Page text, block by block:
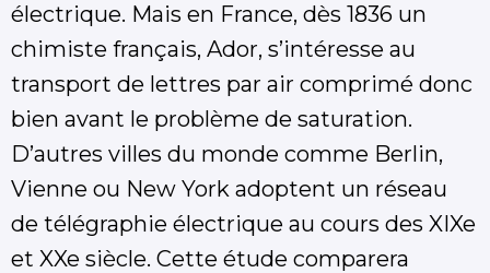
électrique. Mais en France, dès 1836 un
chimiste français, Ador, s’intéresse au
transport de lettres par air comprimé donc
bien avant le problème de saturation.
D’autres villes du monde comme Berlin,
Vienne ou New York adoptent un réseau
de télégraphie électrique au cours des XIXe
et XXe siècle. Cette étude comparera